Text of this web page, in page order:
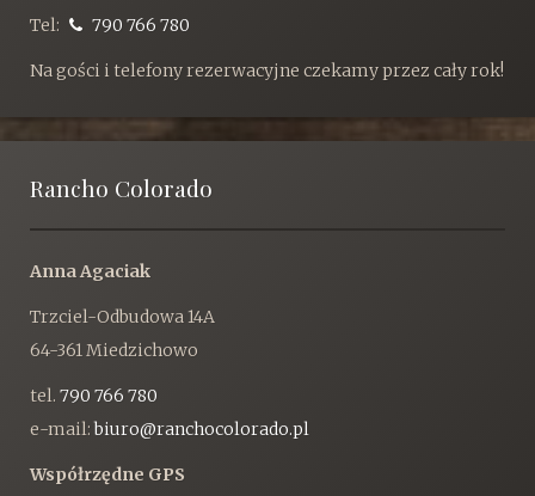
Tel: 790 766 780
Na gości i telefony rezerwacyjne czekamy przez cały rok!
Rancho Colorado
Anna Agaciak
Trzciel-Odbudowa 14A
64-361 Miedzichowo
tel. 790 766 780
e-mail:biuro@ranchocolorado.pl
Współrzędne GPS